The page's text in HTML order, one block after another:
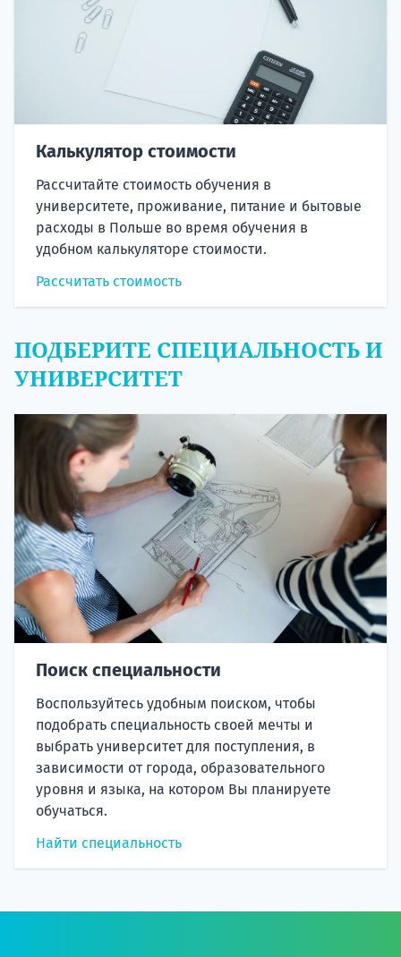
Калькулятор стоимости
Рассчитайте стоимость обучения в
университете, проживание, питание и бытовые
расходы в Польше во время обучения в
удобном калькуляторе стоимости.
Рассчитать стоимость
ПОДБЕРИТЕ СПЕЦИАЛЬНОСТЬ И
УНИВЕРСИТЕТ
Поиск специальности
Воспользуйтесь удобным поиском, чтобы
подобрать специальность своей мечты и
выбрать университет для поступления, в
зависимости от города, образовательного
уровня и языка, на котором Вы планируете
обучаться.
Найти специальность